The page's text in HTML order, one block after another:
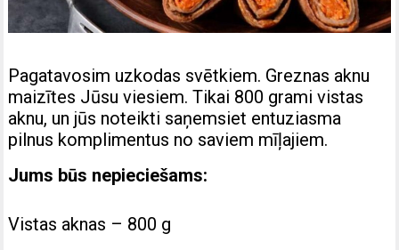
Pagatavosim uzkodas svētkiem. Greznas aknu
maizītes Jūsu viesiem.Tikai 800 grami vistas
aknu, un jūs noteikti saņemsiet entuziasma
pilnus komplimentus no saviem mīļajiem.
Jums būs nepieciešams:
Vistas aknas – 800 g